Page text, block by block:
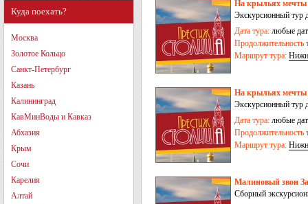
Куда поехать?
Москва
Золотое Кольцо
Санкт-Петербург
Казань
Калининград
КавМинВоды и Кавказ
Абхазия
Крым
Сочи
Карелия
Алтай
На крыльях мечты
Экскурсионный тур
Дата тура: любые
Продолжительность
Маршрут тура:
На крыльях мечты
Экскурсионный тур
Дата тура: любые
Продолжительность
Маршрут тура:
Малиновый звон
Сборный